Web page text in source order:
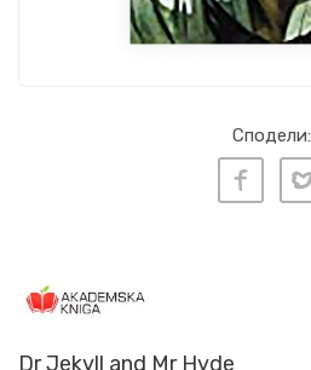
Сподели:
Dr Jekyll and Mr Hyde